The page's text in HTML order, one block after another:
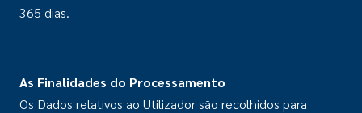
365 dias.
As Finalidades do Processamento
Os Dados relativos ao Utilizador são recolhidos para